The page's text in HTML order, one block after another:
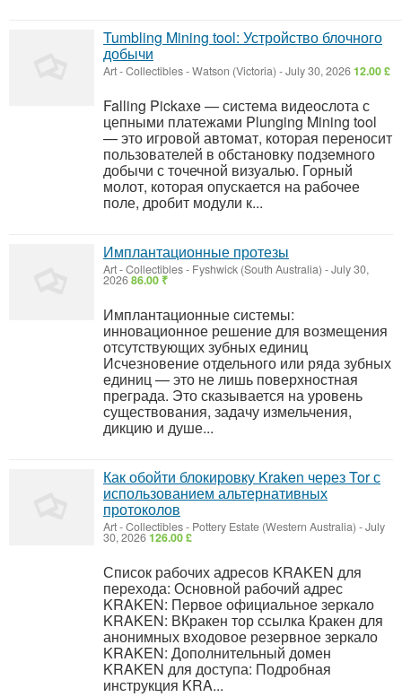
Tumbling Mining tool: Устройство блочного
добычи
Art - Collectibles-Watson (Victoria) -July 30, 202612.00 £
Falling Pickaxe — система видеослота с
цепными платежами Plunging Mining tool
— это игровой автомат, которая переносит
пользователей в обстановку подземного
добычи с точечной визуалью. Горный
молот, которая опускается на рабочее
поле, дробит модули к...
Имплантационные протезы
Art - Collectibles- Fyshwick (South Australia) -July 30,
202686.00 ₹
Имплантационные системы:
инновационное решение для возмещения
отсутствующих зубных единиц
Исчезновение отдельного или ряда зубных
единиц — это не лишь поверхностная
преграда. Это сказывается на уровень
существования, задачу измельчения,
дикцию и душе...
Как обойти блокировку Kraken через Tor с
использованием альтернативных
протоколов
Art - Collectibles- Pottery Estate (Western Australia) -July
30, 2026126.00 £
Список рабочих адресов KRAKEN для
перехода: Основной рабочий адрес
KRAKEN: Первое официальное зеркало
KRAKEN: ВКракен тор ссылка Кракен для
анонимных входовое резервное зеркало
KRAKEN: Дополнительный домен
KRAKEN для доступа: Подробная
инструкция KRA...